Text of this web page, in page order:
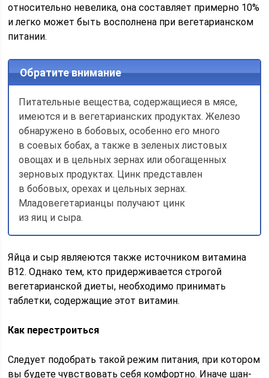
относитель­но невелика, она составляет пример­но 10%
и легко может быть восполне­на при вегетарианском
питании.
Обратите внимание
Питательные вещества, содержа­щиеся в мясе,
имеются и в вегетари­анских продуктах. Железо
обнаруже­но в бобовых, особенно его много
в соевых бобах, а также в зеленых лис­товых
овощах и в цельных зернах или обогащенных
зерновых продуктах. Цинк представлен
в бобовых, орехах и цельных зернах.
Младовегетарианцы получают цинк
из яиц и сыра.
Яйца и сыр являеются также источ­ником витамина
В12. Однако тем, кто придерживается строгой
вегетариан­ской диеты, необходимо принимать
таблетки, содержащие этот витамин.
Как перестроиться
Следует подобрать такой режим пи­тания, при котором
вы будете чув­ствовать себя комфортно. Иначе шан­